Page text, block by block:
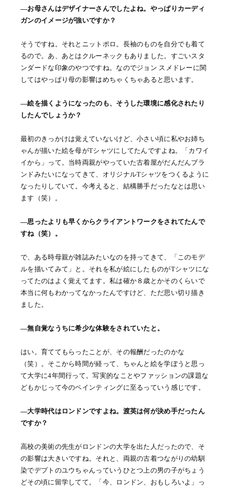
―お母さんはデザイナーさんでしたよね。やっぱりカーディ
ガンのイメージが強いですか？
そうですね。それとニットポロ。長袖のものを自分でも着て
るので。あ、あとはクルーネックもありました。すごいスタ
ンダードな印象のやつですね。なのでジョン スメドレーに関
してはやっぱり母の影響はめちゃくちゃあると思います。
―絵を描くようになったのも、そうした環境に感化されたり
したんでしょうか？
最初のきっかけは覚えていないけど、小さい頃に私やお姉ち
ゃんが描いた絵を母がTシャツにしてたんですよね。「カワイ
イから」って。当時両親がやっていた古着屋がだんだんブラ
ンドみたいになってきて、オリジナルTシャツをつくるように
なったりしていて。今考えると、結構勝手だったなとは思い
ます（笑）。
―思ったよリも早くからクライアントワークをされてたんで
すね（笑）。
で、ある時母親が雑誌みたいなのを持ってきて、「このモデ
ルを描いてみて」と。それを私が絵にしたものがTシャツにな
ってたのはよく覚えてます。私は確か８歳とかそのくらいで
本当に何もわかってなかったんですけど、ただ思い切り描き
ました。
―無自覚なうちに希少な体験をされていたと。
はい。育ててもらったことが、その報酬だったのかな
（笑）。そこから時間が経って、ちゃんと絵を学ぼうと思っ
て大学に4年間行って。写実的なことやファッションの課題な
どもかじって今のペインティングに至るっていう感じです。
―大学時代はロンドンですよね。渡英は何が決め手だったん
ですか？
高校の美術の先生がロンドンの大学を出た人だったので、そ
の影響は大きいですね。それと、両親の古着つながりの幼馴
染でデプトのユウちゃんっていうひとつ上の男の子がちょう
どその頃に留学してて。「今、ロンドン、おもしろいよ」っ